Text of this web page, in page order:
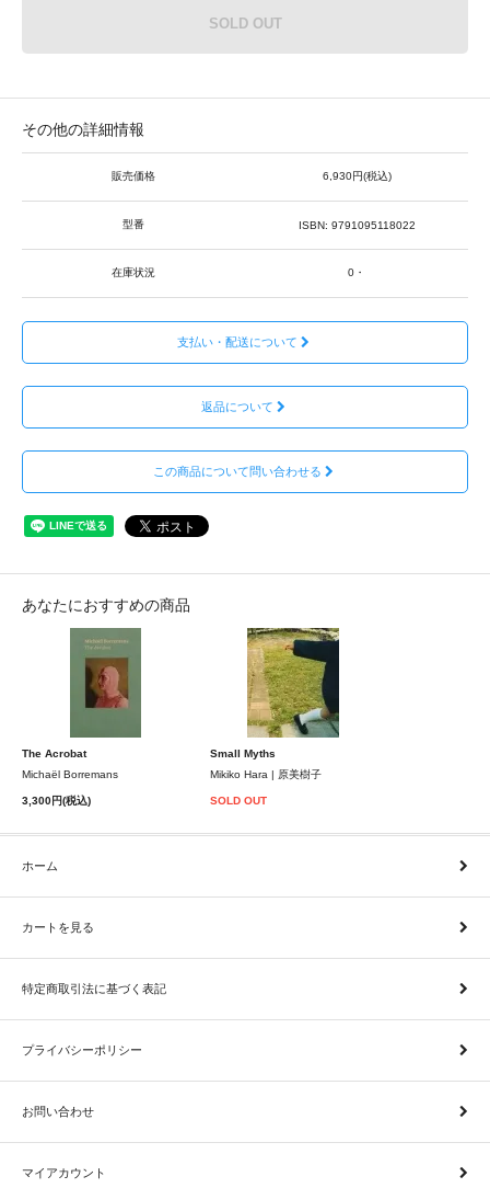
SOLD OUT
その他の詳細情報
販売価格 6,930円(税込)
型番 ISBN: 9791095118022
在庫状況 0・
支払い・配送について
返品について
この商品について問い合わせる
あなたにおすすめの商品
The Acrobat
Michaël Borremans
3,300円(税込)
Small Myths
Mikiko Hara | 原美樹子
SOLD OUT
ホーム
カートを見る
特定商取引法に基づく表記
プライバシーポリシー
お問い合わせ
マイアカウント